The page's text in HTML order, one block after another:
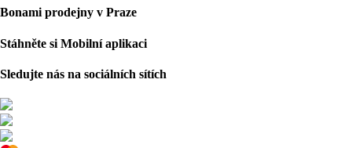
Bonami prodejny v Praze
Stáhněte si Mobilní aplikaci
Sledujte nás na sociálních sítích